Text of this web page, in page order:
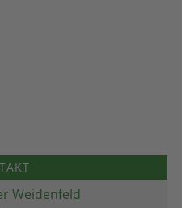
Weidenfeld